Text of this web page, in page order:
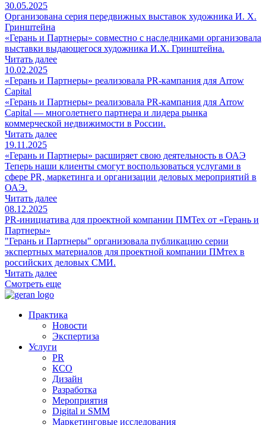
30.05.2025
Организована серия передвижных выставок художника И. Х.
Гринштейна
«Герань и Партнеры» совместно с наследниками организовала
выставки выдающегося художника И.Х. Гринштейна.
Читать далее
10.02.2025
«Герань и Партнеры» реализовала PR-кампания для Arrow
Capital
«Герань и Партнеры» реализовала PR-кампания для Arrow
Capital — многолетнего партнера и лидера рынка
коммерческой недвижимости в России.
Читать далее
19.11.2025
«Герань и Партнеры» расширяет свою деятельность в ОАЭ
Теперь наши клиенты смогут воспользоваться услугами в
сфере PR, маркетинга и организации деловых мероприятий в
ОАЭ.
Читать далее
08.12.2025
PR-инициатива для проектной компании ПМТех от «Герань и
Партнеры»
"Герань и Партнеры" организовала публикацию серии
экспертных материалов для проектной компании ПМтех в
российских деловых СМИ.
Читать далее
Смотреть еще
Практика
Новости
Экспертиза
Услуги
PR
КСО
Дизайн
Разработка
Мероприятия
Digital и SMM
Маркетинговые исследования